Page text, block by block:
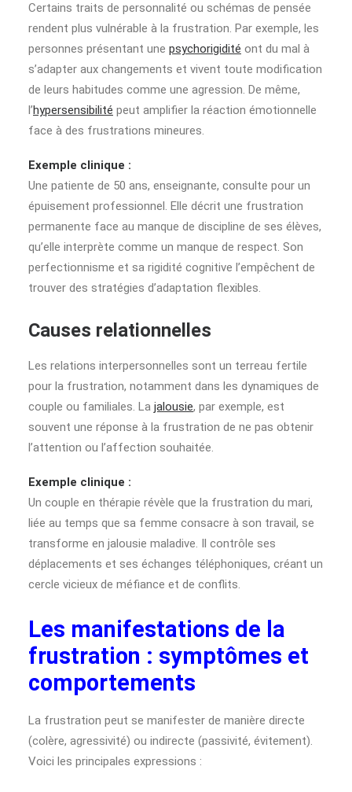
Certains traits de personnalité ou schémas de pensée
rendent plus vulnérable à la frustration. Par exemple, les
personnes présentant une psychorigidité ont du mal à
s’adapter aux changements et vivent toute modification
de leurs habitudes comme une agression. De même,
l’hypersensibilité peut amplifier la réaction émotionnelle
face à des frustrations mineures.
Exemple clinique :
Une patiente de 50 ans, enseignante, consulte pour un
épuisement professionnel. Elle décrit une frustration
permanente face au manque de discipline de ses élèves,
qu’elle interprète comme un manque de respect. Son
perfectionnisme et sa rigidité cognitive l’empêchent de
trouver des stratégies d’adaptation flexibles.
Causes relationnelles
Les relations interpersonnelles sont un terreau fertile
pour la frustration, notamment dans les dynamiques de
couple ou familiales. La jalousie, par exemple, est
souvent une réponse à la frustration de ne pas obtenir
l’attention ou l’affection souhaitée.
Exemple clinique :
Un couple en thérapie révèle que la frustration du mari,
liée au temps que sa femme consacre à son travail, se
transforme en jalousie maladive. Il contrôle ses
déplacements et ses échanges téléphoniques, créant un
cercle vicieux de méfiance et de conflits.
Les manifestations de la
frustration : symptômes et
comportements
La frustration peut se manifester de manière directe
(colère, agressivité) ou indirecte (passivité, évitement).
Voici les principales expressions :